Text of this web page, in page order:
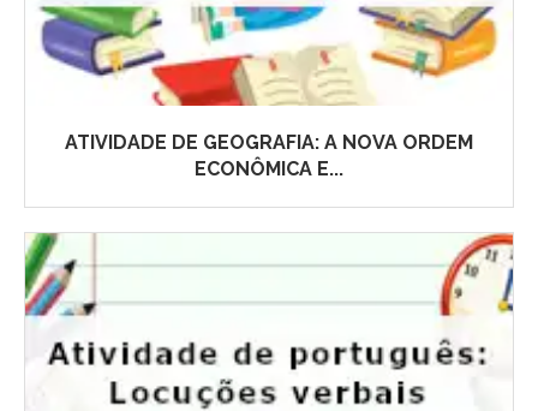
ATIVIDADE DE GEOGRAFIA: A NOVA ORDEM
ECONÔMICA E...